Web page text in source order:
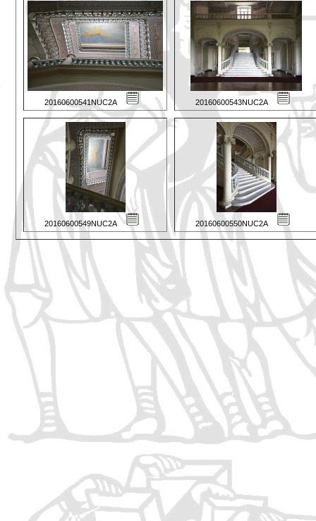
20160600541NUC2A 20160600543NUC2A
20160600549NUC2A 20160600550NUC2A